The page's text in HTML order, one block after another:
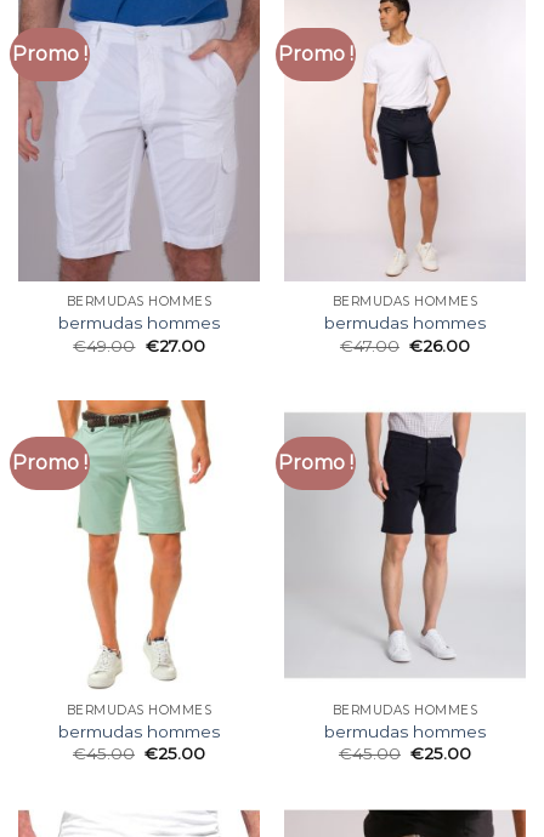
Promo !
BERMUDAS HOMMES
bermudas hommes
€49.00 €27.00
Promo !
BERMUDAS HOMMES
bermudas hommes
€47.00 €26.00
Promo !
BERMUDAS HOMMES
bermudas hommes
€45.00 €25.00
Promo !
BERMUDAS HOMMES
bermudas hommes
€45.00 €25.00